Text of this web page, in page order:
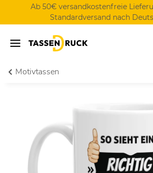
Ab 50€ versandkostenfreie
Standardversand nach
Motivtassen